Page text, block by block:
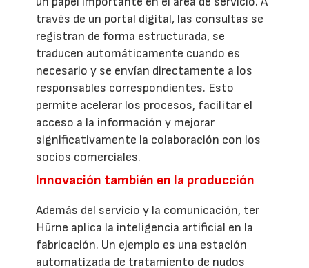
través de un portal digital, las consultas se
registran de forma estructurada, se
traducen automáticamente cuando es
necesario y se envían directamente a los
responsables correspondientes. Esto
permite acelerar los procesos, facilitar el
acceso a la información y mejorar
significativamente la colaboración con los
socios comerciales.
Innovación también en la producción
Además del servicio y la comunicación, ter
Hürne aplica la inteligencia artificial en la
fabricación. Un ejemplo es una estación
automatizada de tratamiento de nudos